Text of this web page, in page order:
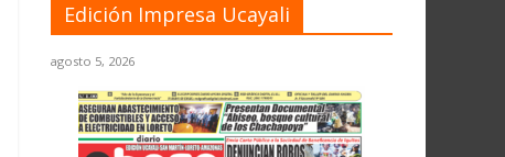
Edición Impresa Ucayali
agosto 5, 2026